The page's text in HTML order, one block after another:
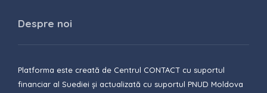
Despre noi
Platforma este creată de Centrul CONTACT cu suportul
financiar al Suediei și actualizată cu suportul PNUD Moldova